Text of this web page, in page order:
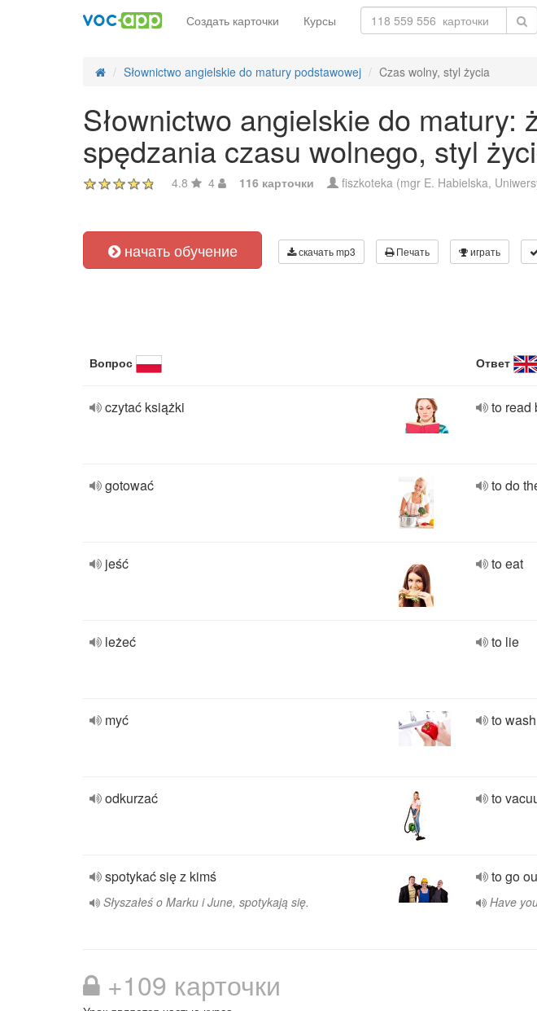
Создать карточки Курсы
Słownictwo angielskie do matury podstawowej Czas wolny, styl życia
Słownictwo angielskie do
spędzania czasu wolnego, styl
4.8 4 116 карточки fiszkoteka (mgr E. Habielska,
начать обучение скачать mp3 Печать играть
Вопрос Ответ
czytać książki to read
gotować to do
jeść to eat
leżeć to lie
myć to wash
odkurzać to
spotykać się z kimś
Słyszałeś o Marku i June, spotykają się.
to go
Have
+109 карточки